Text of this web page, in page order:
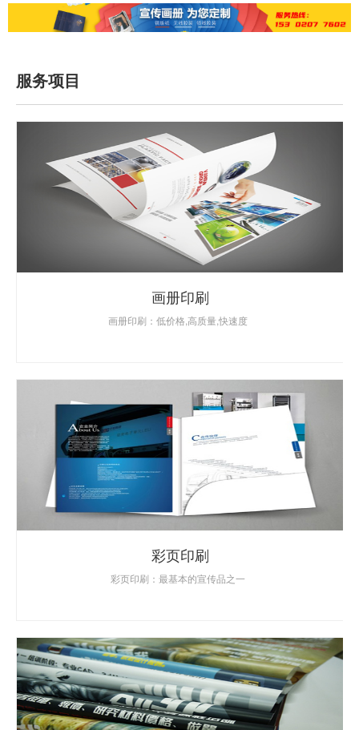
服务项目
画册印刷
画册印刷：低价格,高质量,快速度
彩页印刷
彩页印刷：最基本的宣传品之一